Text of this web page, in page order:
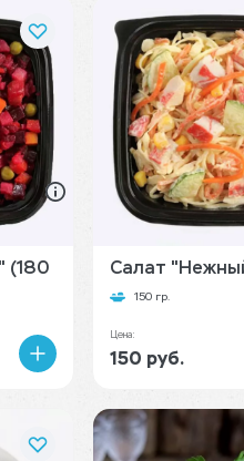
(180
В
Салат
150 гр.
Цена:
150 руб.